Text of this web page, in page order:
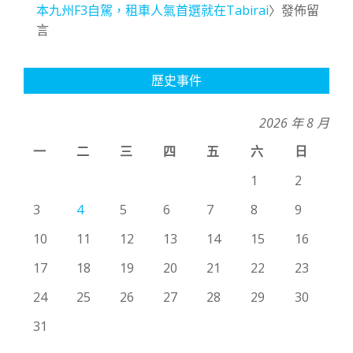
本九州F3自駕，租車人氣首選就在Tabirai〉發佈留
言
歷史事件
2026 年 8 月
一
二 三 四 五 六
日
1
2
3
4 5 6 7 8
9
10
11 12 13 14 15
16
17
18 19 20 21 22
23
24
25 26 27 28 29
30
31